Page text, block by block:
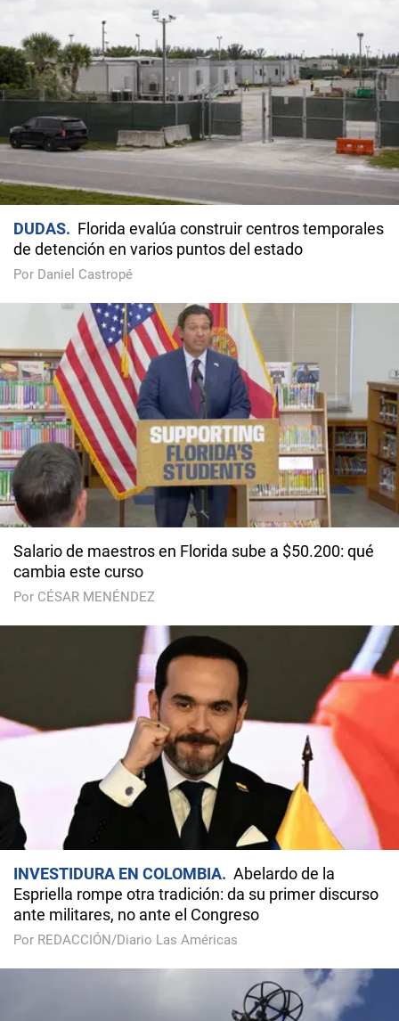
DUDAS
Florida evalúa construir centros temporales
de detención en varios puntos del estado
Por Daniel Castropé
Salario de maestros en Florida sube a $50.200: qué
cambia este curso
Por CÉSAR MENÉNDEZ
INVESTIDURA EN COLOMBIA
Abelardo de la
Espriella rompe otra tradición: da su primer discurso
ante militares, no ante el Congreso
Por REDACCIÓN/Diario Las Américas